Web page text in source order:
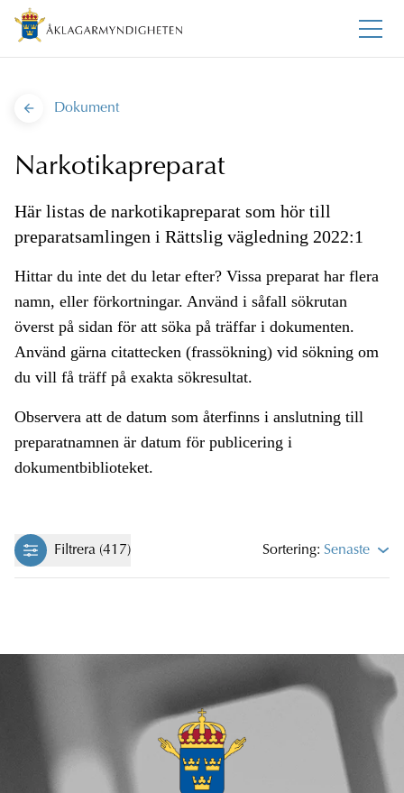
Dokument
Narkotikapreparat
Här listas de narkotikapreparat som hör till
preparatsamlingen i Rättslig vägledning 2022:1
Hittar du inte det du letar efter? Vissa preparat har flera
namn, eller förkortningar. Använd i såfall sökrutan
överst på sidan för att söka på träffar i dokumenten.
Använd gärna citattecken (frassökning) vid sökning om
du vill få träff på exakta sökresultat.
Observera att de datum som återfinns i anslutning till
preparatnamnen är datum för publicering i
dokumentbiblioteket.
Filtrera (417) Sortering: Senaste